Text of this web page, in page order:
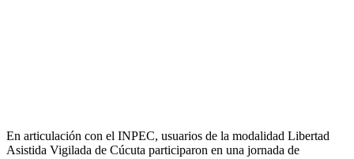
En articulación con el INPEC, usuarios de la modalidad Libertad
Asistida Vigilada de Cúcuta participaron en una jornada de